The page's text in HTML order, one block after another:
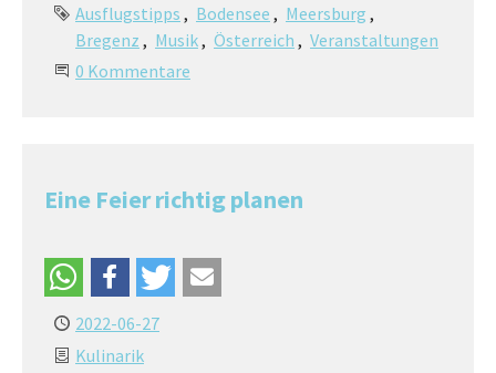
Ausflugstipps
Bodensee
Meersburg
Bregenz
Musik Österreich
Veranstaltungen
0 Kommentare
Eine Feier richtig planen
2022-06-27
Kulinarik